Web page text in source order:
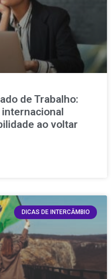
de Trabalho:
ao voltar
DICAS DE INTERCÂMBIO